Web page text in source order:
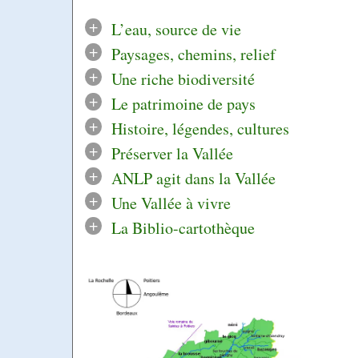
+
L’eau, source de vie
+
Paysages, chemins, relief
+
Une riche biodiversité
+
Le patrimoine de pays
+
Histoire, légendes, cultures
+
Préserver la Vallée
+
ANLP agit dans la Vallée
+
Une Vallée à vivre
+
La Biblio-cartothèque